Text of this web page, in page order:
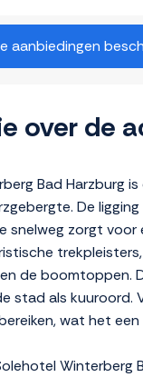
aanbiedingen
over de
Bad Harzburg
De
snelweg zorgt voor
de boomtoppen.
stad als kuuroord.
wat het een